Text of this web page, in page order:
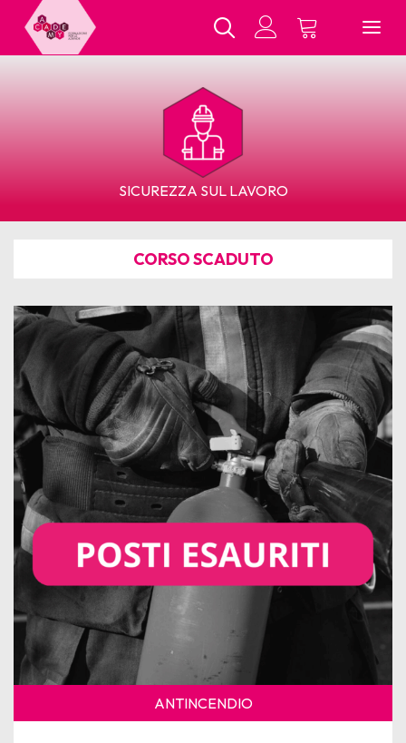
Chi Siamo
Tutti i Corsi
In Presenza
E-Learning
Contatti
News
Per le Aziende
SICUREZZA SUL LAVORO
CORSO SCADUTO
ANTINCENDIO